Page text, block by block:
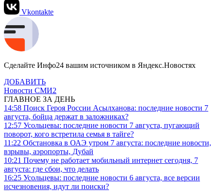
Vkontakte
Сделайте Инфо24 вашим источником в Яндекс.Новостях
ДОБАВИТЬ
Новости СМИ2
ГЛАВНОЕ ЗА ДЕНЬ
14:58 Поиск Героя России Асылханова: последние новости 7
августа, бойца держат в заложниках?
12:57 Усольцевы: последние новости 7 августа, пугающий
поворот, кого встретила семья в тайге?
11:22 Обстановка в ОАЭ утром 7 августа: последние новости,
взрывы, аэропорты, Дубай
10:21 Почему не работает мобильный интернет сегодня, 7
августа: где сбои, что делать
16:25 Усольцевы: последние новости 6 августа, все версии
исчезновения, идут ли поиски?